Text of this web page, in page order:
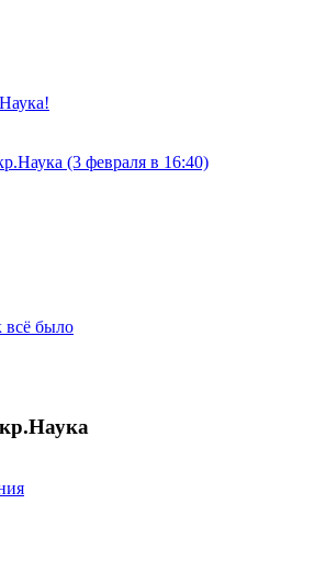
(3 февраля в 16:40)
всё было